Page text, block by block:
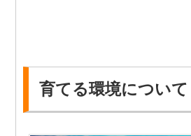
育てる環境について